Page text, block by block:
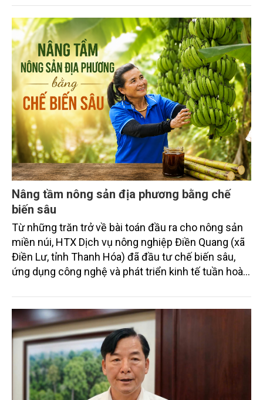
mạnh mẽ, thúc đẩy quá trình cải cách toàn diện,
minh bạch hóa chuỗi cung ứng và nâng cao hiệu
quả quản lý môi trường, đặc biệt trong hai lĩnh vực
then chốt là nông nghiệp và môi trường.
Nâng tầm nông sản địa phương bằng chế
biến sâu
Từ những trăn trở về bài toán đầu ra cho nông sản
miền núi, HTX Dịch vụ nông nghiệp Điền Quang (xã
Điền Lư, tỉnh Thanh Hóa) đã đầu tư chế biến sâu,
ứng dụng công nghệ và phát triển kinh tế tuần hoàn.
sản phẩm nông nghiệp địa phương mà còn tạo việc
làm, nâng cao thu nhập cho người dân và hình thành
chuỗi sản xuất bền vững.